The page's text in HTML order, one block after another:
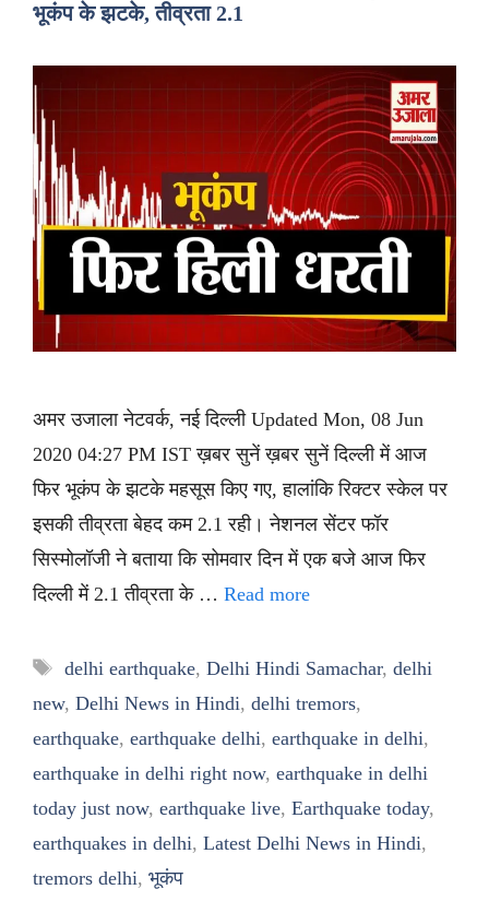
भूकंप के झटके, तीव्रता 2.1
अमर उजाला नेटवर्क, नई दिल्ली Updated Mon, 08 Jun
2020 04:27 PM IST ख़बर सुनें ख़बर सुनें दिल्ली में आज
फिर भूकंप के झटके महसूस किए गए, हालांकि रिक्टर स्केल पर
इसकी तीव्रता बेहद कम 2.1 रही। नेशनल सेंटर फॉर
सिस्मोलॉजी ने बताया कि सोमवार दिन में एक बजे आज फिर
दिल्ली में 2.1 तीव्रता के … Read more
Tags
delhi earthquake, Delhi Hindi Samachar, delhi
new, Delhi News in Hindi, delhi tremors,
earthquake, earthquake delhi, earthquake in delhi,
earthquake in delhi right now, earthquake in delhi
today just now, earthquake live, Earthquake today,
earthquakes in delhi, Latest Delhi News in Hindi,
tremors delhi, भूकंप